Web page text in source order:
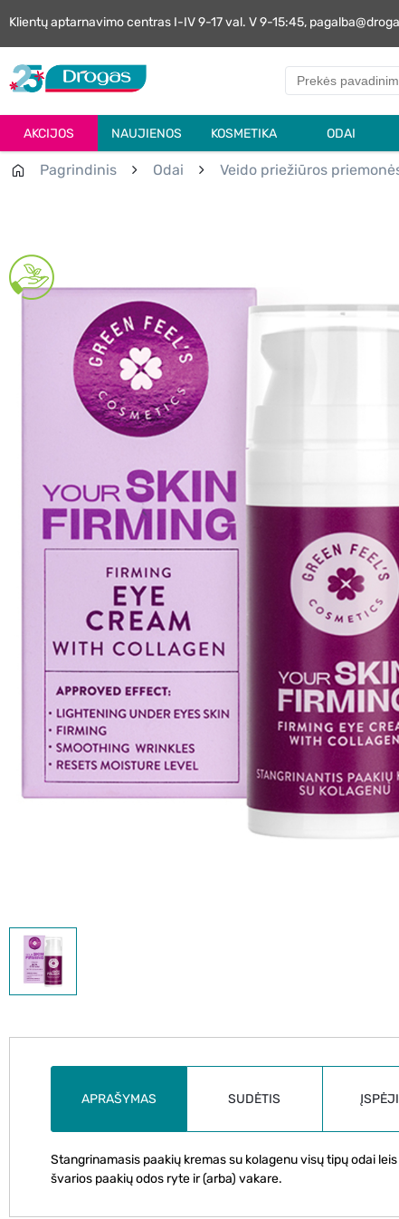
Klientų aptarnavimo centras I-IV 9-17 val. V 9-15:45,
AKCIJOS NAUJIENOS KOSMETIKA ODAI
Pagrindinis Odai Veido priežiūros
APRAŠYMAS SUDĖTIS
Stangrinamasis paakių kremas su kolagenu visų tipų odai
švarios paakių odos ryte ir (arba) vakare.